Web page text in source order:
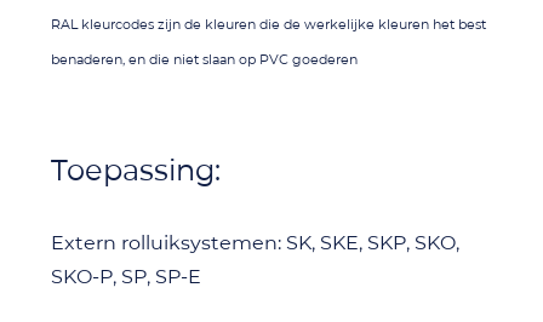
RAL kleurcodes zijn de kleuren die de werkelijke kleuren het best
benaderen, en die niet slaan op PVC goederen
Toepassing:
Extern rolluiksystemen: SK, SKE, SKP, SKO,
SKO-P, SP, SP-E